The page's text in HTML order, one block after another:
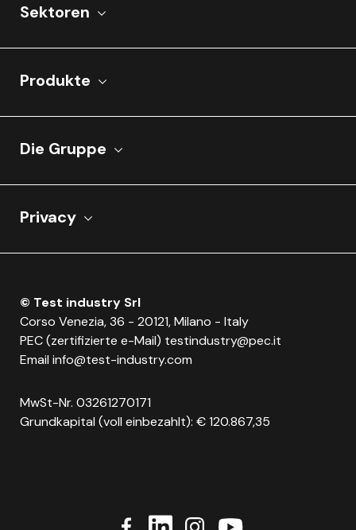
Sektoren
Produkte
Die Gruppe
Privacy
© Test industry Srl
Corso Venezia, 36 - 20121, Milano - Italy
PEC (zertifizierte e-Mail) testindustry@pec.it
Email info@test-industry.com
MwSt-Nr. 03261270171
Grundkapital (voll einbezahlt): € 120.867,35